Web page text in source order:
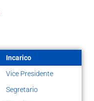
Incarico
Vice Presidente
Segretario